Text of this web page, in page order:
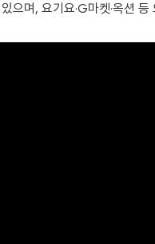
으며, 요기요·G마켓·옥션